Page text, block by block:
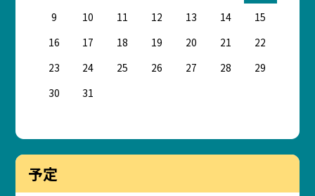
9
10 11 12 13 14
15
16
17 18 19 20 21
22
23
24 25 26 27 28
29
30
31
予定